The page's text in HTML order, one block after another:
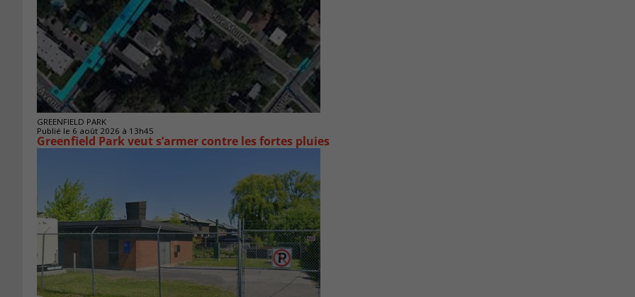
GREENFIELD PARK
Publié le 6 août 2026 à 13h45
Greenfield Park veut s’armer contre les fortes pluies